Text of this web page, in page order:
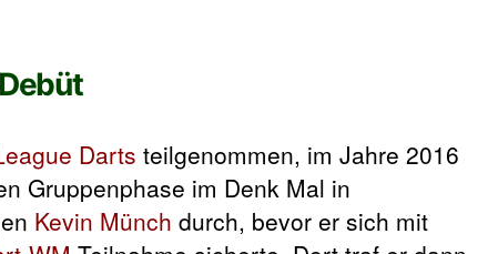
Darts teilgenommen, im Jahre 2016
Gruppenphase im Denk Mal in
Kevin Münch durch, bevor er sich mit